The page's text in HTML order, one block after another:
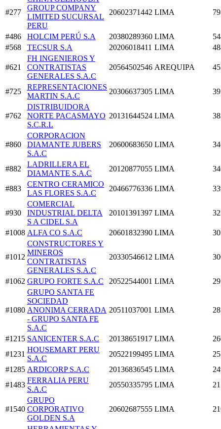
#277
GROUP COMPANY
LIMITED SUCURSAL
PERU
20602371442 LIMA
#486 HOLCIM PERÚ S.A 20380289360 LIMA
#568
TECSUR S.A 20206018411 LIMA
#621
FH INGENIEROS Y
CONTRATISTAS
GENERALES S.A.C
20564502546 AREQUIPA
#725
REPRESENTACIONES
MARTIN S.A.C
20306637305 LIMA
#762
DISTRIBUIDORA
NORTE PACASMAYO
S.C.R.L
20131644524 LIMA
#860
CORPORACION
DIAMANTE JUBERS
S.A.C
20600683650 LIMA
#882
LADRILLERA EL
DIAMANTE S.A.C
20120877055 LIMA
#883
CENTRO CERAMICO
LAS FLORES S.A.C
20466776336 LIMA
#930
COMERCIAL
INDUSTRIAL DELTA
S A CIDEL S.A
20101391397 LIMA
#1008 ALFA CO S.A.C 20601832390 LIMA
#1012
CONSTRUCTORES Y
MINEROS
CONTRATISTAS
GENERALES S.A.C
20330546612 LIMA
#1062 GRUPO FORTE S.A.C 20522544001 LIMA
#1080
GRUPO SANTA FE
SOCIEDAD
ANONIMA CERRADA
- GRUPO SANTA FE
S.A.C
20511037001 LIMA
#1215 SANICENTER S.A.C 20138651917 LIMA
#1231
HOUSEMART PERU
S.A.C
20522199495 LIMA
#1285 ARDICORP S.A.C 20136836545 LIMA
#1483
FERRALIA PERU
S.A.C
20550335795 LIMA
#1540
GRUPO
CORPORATIVO
GOLDEN S.A
20602687555 LIMA